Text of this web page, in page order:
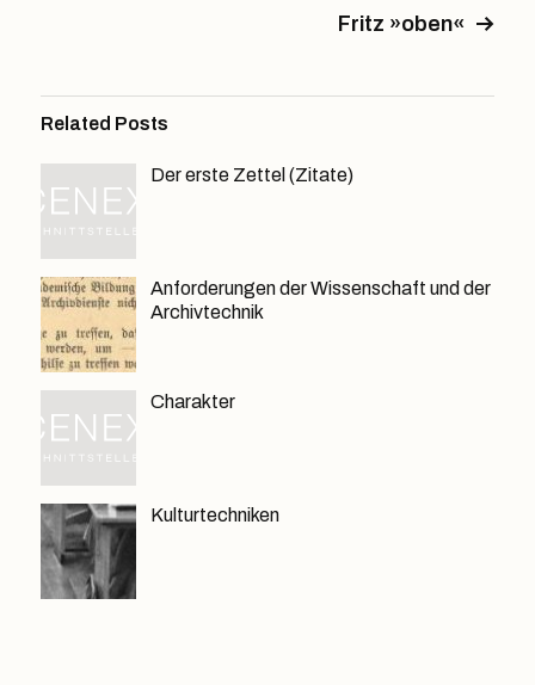
Fritz »oben«
Related Posts
Der erste Zettel (Zitate)
Anforderungen der Wissenschaft und der
Archivtechnik
Charakter
Kulturtechniken